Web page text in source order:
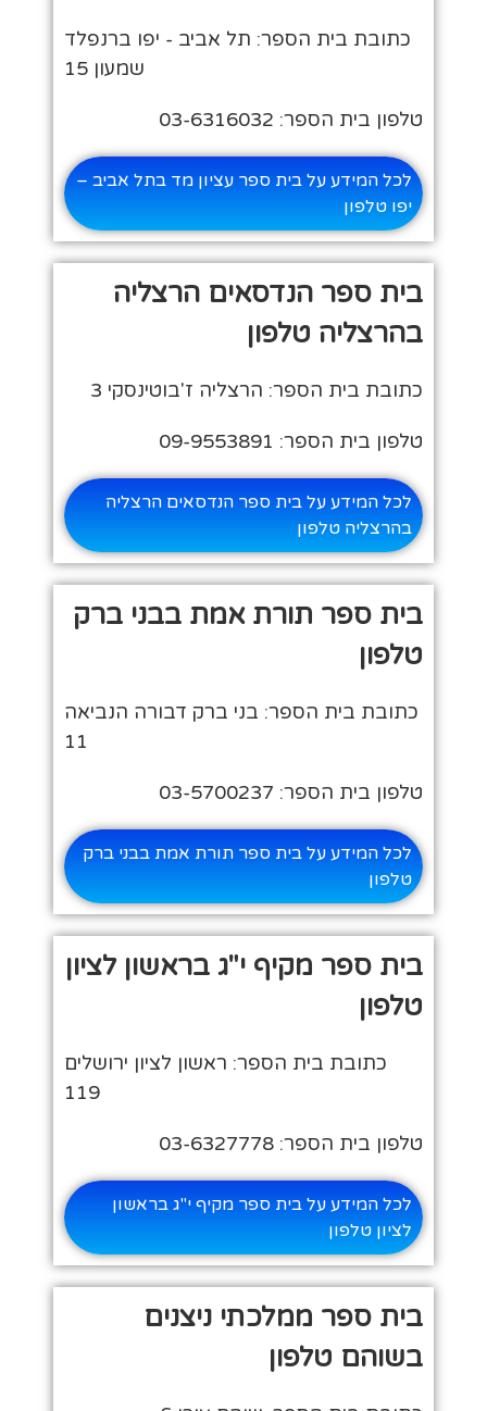
כתובת בית הספר: תל אביב - יפו ברנפלד
שמעון 15
טלפון בית הספר: 03-6316032
לכל המידע על בית ספר עציון מד בתל אביב –
יפו טלפון
בית ספר הנדסאים הרצליה
בהרצליה טלפון
כתובת בית הספר: הרצליה ז'בוטינסקי 3
טלפון בית הספר: 09-9553891
לכל המידע על בית ספר הנדסאים הרצליה
בהרצליה טלפון
בית ספר תורת אמת בבני ברק
טלפון
כתובת בית הספר: בני ברק דבורה הנביאה
11
טלפון בית הספר: 03-5700237
לכל המידע על בית ספר תורת אמת בבני ברק
טלפון
בית ספר מקיף י"ג בראשון לציון
טלפון
כתובת בית הספר: ראשון לציון ירושלים
119
טלפון בית הספר: 03-6327778
לכל המידע על בית ספר מקיף י"ג בראשון
לציון טלפון
בית ספר ממלכתי ניצנים
בשוהם טלפון